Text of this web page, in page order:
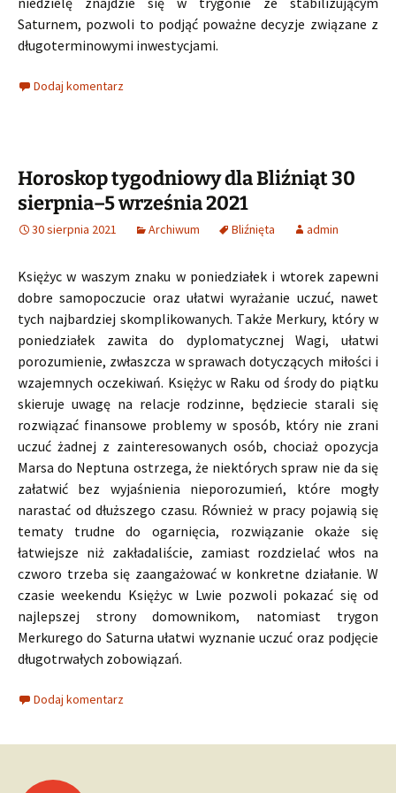
Saturnem, pozwoli to podjąć poważne decyzje związane z
długoterminowymi inwestycjami.
Dodaj komentarz
Horoskop tygodniowy dla Bliźniąt 30
sierpnia–5 września 2021
30 sierpnia 2021 Archiwum Bliźnięta admin
Księżyc w waszym znaku w poniedziałek i wtorek zapewni
dobre samopoczucie oraz ułatwi wyrażanie uczuć, nawet
tych najbardziej skomplikowanych. Także Merkury, który w
poniedziałek zawita do dyplomatycznej Wagi, ułatwi
porozumienie, zwłaszcza w sprawach dotyczących miłości i
wzajemnych oczekiwań. Księżyc w Raku od środy do piątku
skieruje uwagę na relacje rodzinne, będziecie starali się
rozwiązać finansowe problemy w sposób, który nie zrani
uczuć żadnej z zainteresowanych osób, chociaż opozycja
Marsa do Neptuna ostrzega, że niektórych spraw nie da się
załatwić bez wyjaśnienia nieporozumień, które mogły
narastać od dłuższego czasu. Również w pracy pojawią się
tematy trudne do ogarnięcia, rozwiązanie okaże się
łatwiejsze niż zakładaliście, zamiast rozdzielać włos na
czworo trzeba się zaangażować w konkretne działanie. W
czasie weekendu Księżyc w Lwie pozwoli pokazać się od
najlepszej strony domownikom, natomiast trygon
Merkurego do Saturna ułatwi wyznanie uczuć oraz podjęcie
długotrwałych zobowiązań.
Dodaj komentarz